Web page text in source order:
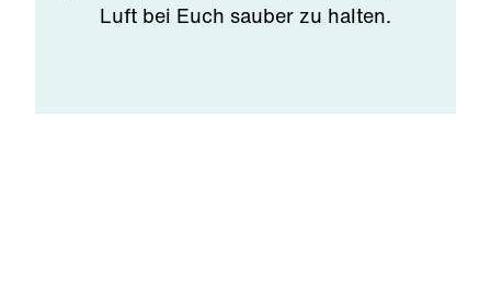
Luft bei Euch sauber zu halten.